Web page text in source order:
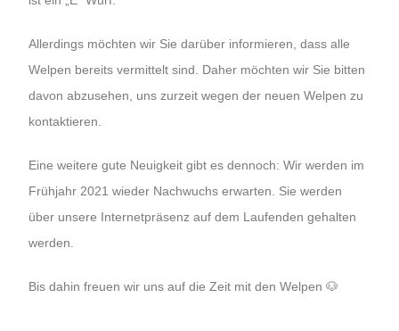
Allerdings möchten wir Sie darüber informieren, dass alle
Welpen bereits vermittelt sind. Daher möchten wir Sie bitten
davon abzusehen, uns zurzeit wegen der neuen Welpen zu
kontaktieren.
Eine weitere gute Neuigkeit gibt es dennoch: Wir werden im
Frühjahr 2021 wieder Nachwuchs erwarten. Sie werden
über unsere Internetpräsenz auf dem Laufenden gehalten
werden.
Bis dahin freuen wir uns auf die Zeit mit den Welpen 🐶